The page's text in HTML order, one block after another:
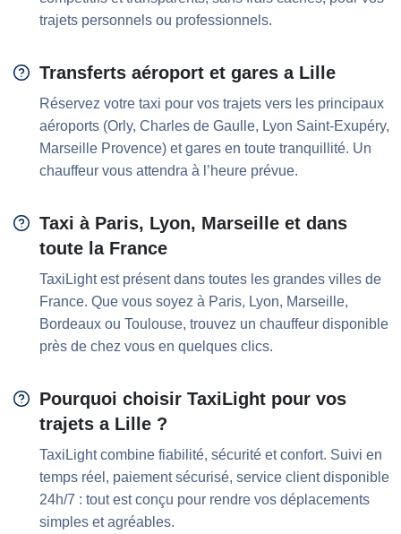
trajets personnels ou professionnels.
Transferts aéroport et gares a Lille
Réservez votre taxi pour vos trajets vers les principaux
aéroports (Orly, Charles de Gaulle, Lyon Saint-Exupéry,
Marseille Provence) et gares en toute tranquillité. Un
chauffeur vous attendra à l’heure prévue.
Taxi à Paris, Lyon, Marseille et dans
toute la France
TaxiLight est présent dans toutes les grandes villes de
France. Que vous soyez à Paris, Lyon, Marseille,
Bordeaux ou Toulouse, trouvez un chauffeur disponible
près de chez vous en quelques clics.
Pourquoi choisir TaxiLight pour vos
trajets a Lille ?
TaxiLight combine fiabilité, sécurité et confort. Suivi en
temps réel, paiement sécurisé, service client disponible
24h/7 : tout est conçu pour rendre vos déplacements
simples et agréables.